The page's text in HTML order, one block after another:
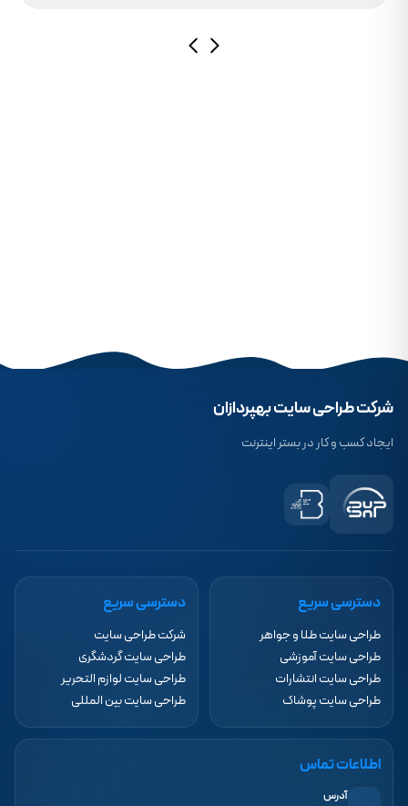
شرکت طراحی سایت بهپردازان
ایجاد کسب و کار در بستر اینترنت
دسترسی سریع
طراحی سایت طلا و جواهر
طراحی سایت آموزشی
طراحی سایت انتشارات
طراحی سایت پوشاک
دسترسی سریع
شرکت طراحی سایت
طراحی سایت گردشگری
طراحی سایت لوازم التحریر
طراحی سایت بین المللی
اطلاعات تماس
آدرس